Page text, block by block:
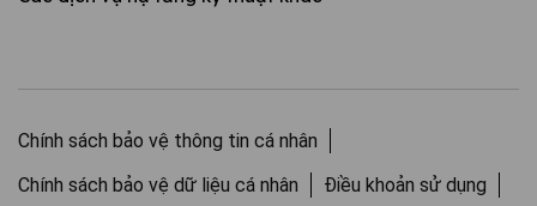
Chính sách bảo vệ thông tin cá nhân
Chính sách bảo vệ dữ liệu cá nhân
Điều khoản sử dụng